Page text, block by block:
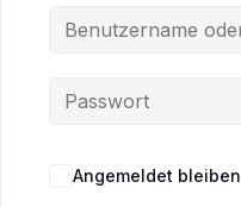
Angemeldet bleiben